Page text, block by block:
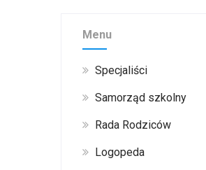
Menu
Specjaliści
Samorząd szkolny
Rada Rodziców
Logopeda